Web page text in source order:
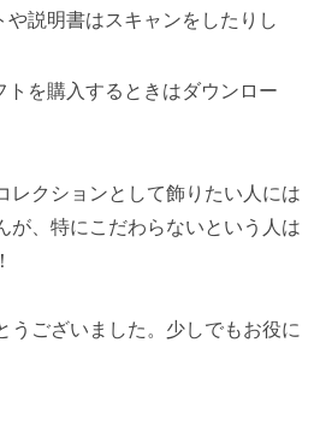
説明書はスキャンをしたりし
トを購入するときはダウンロー
レクションとして飾りたい人には
が、特にこだわらないという人は
うございました。少しでもお役に